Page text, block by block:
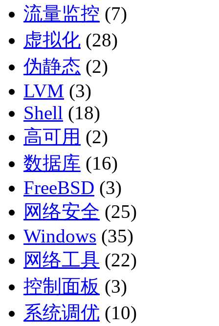
流量监控 (7)
虚拟化 (28)
伪静态 (2)
LVM (3)
Shell (18)
高可用 (2)
数据库 (16)
FreeBSD (3)
网络安全 (25)
Windows (35)
网络工具 (22)
控制面板 (3)
系统调优 (10)